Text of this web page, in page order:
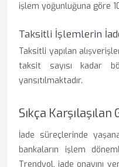
işlem yoğunluğuna göre
Taksitli İşlemlerin
Taksitli yapılan
taksit sayısı kadar
yansıtılmaktadır.
Sıkça
İade süreçlerinde
bankaların işlem
Trendyol, iade onayını